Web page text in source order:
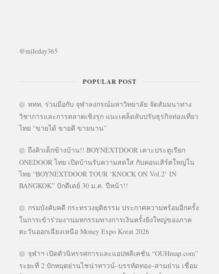
@mileday365
POPULAR POST
ททท. ร่วมมือกับ จุฬาลงกรณ์มหาวิทยาลัย จัดสัมมนาทาง
วิชาการและการตลาดเชิงรุก แนะเคล็ดลับปรับธุรกิจท่องเที่ยว
ไทย “ขายได้ ขายดี ขายนาน”
ถึงคิวเด็กข้างบ้าน!! BOYNEXTDOOR เคาะประตูเรียก
ONEDOOR ไทย เปิดบ้านรับความสดใส กับคอนเสิร์ตใหญ่ใน
ไทย “BOYNEXTDOOR TOUR ‘KNOCK ON Vol.2’ IN
BANGKOK” ปักดีเดย์ 30 ม.ค. ปีหน้า!!
กรมบังคับคดี กระทรวงยุติธรรม ประกาศความพร้อมอีกครั้ง
ในการเข้าร่วมงานมหกรรมทางการเงินครั้งยิ่งใหญ่ของภาค
ตะวันออกเฉียงเหนือ Money Expo Korat 2026
จุฬาฯ เปิดตัวนิทรรศการและแอปพลิเคชัน “OUHmap.com”
ระยะที่ 2 ปักหมุดย่านไชน่าทาวน์–บรรทัดทอง–สามย่าน เชื่อม